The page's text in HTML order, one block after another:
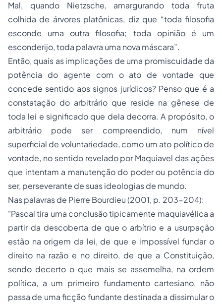
Mal, quando Nietzsche, amargurando toda fruta
colhida de árvores platônicas, diz que “toda filosofia
esconde uma outra filosofia; toda opinião é um
esconderijo, toda palavra uma nova máscara”.
Então, quais as implicações de uma promiscuidade da
potência do agente com o ato de vontade que
concede sentido aos signos jurídicos? Penso que é a
constatação do arbitrário que reside na gênese de
toda lei e significado que dela decorra. A propósito, o
arbitrário pode ser compreendido, num nível
superficial de voluntariedade, como um ato político de
vontade, no sentido revelado por Maquiavel das ações
que intentam a manutenção do poder ou potência do
ser, perseverante de suas ideologias de mundo.
Nas palavras de Pierre Bourdieu (2001, p. 203-204):
"Pascal tira uma conclusão tipicamente maquiavélica a
partir da descoberta de que o arbítrio e a usurpação
estão na origem da lei, de que e impossível fundar o
direito na razão e no direito, de que a Constituição,
sendo decerto o que mais se assemelha, na ordem
política, a um primeiro fundamento cartesiano, não
passa de uma ficção fundante destinada a dissimular o